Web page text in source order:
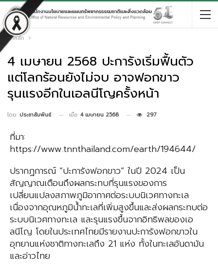
หน้าหลัก
4 เมษายน 2568 ปะการังเริ่มฟื้นตัว
แต่โลกร้อนยังไม่จบ อาจฟอกขาว
รุนแรงอีกในเอลนีโญครั้งหน้า
โดย ประชาสัมพันธ์ เมื่อ 4 เมษายน 2568 297
ที่มา:
https://www.tnnthailand.com/earth/194644/
ปรากฏการณ์ “ปะการังฟอกขาว” ในปี 2024 เป็น
สัญญาณเตือนถึงผลกระทบที่รุนแรงของการ
เปลี่ยนแปลงสภาพภูมิอากาศต่อระบบนิเวศทางทะเล
เนื่องจากอุณหภูมิน้ำทะเลที่เพิ่มสูงขึ้นและส่งผลกระทบต่อ
ระบบนิเวศทางทะเล และรุนแรงขึ้นจากอิทธิพลของเอ
ลนีโญ โดยในประเทศไทยมีรายงานปะการังฟอกขาวใน
อุทยานแห่งชาติทางทะเลถึง 21 แห่ง ทั้งในทะเลอันดามัน
และอ่าวไทย